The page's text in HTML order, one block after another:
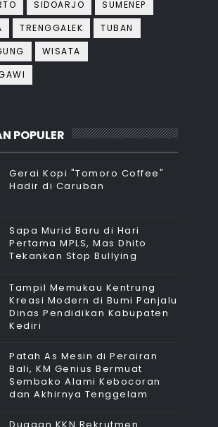
SIDOARJO
SUMENEP
TRENGGALEK
TUBAN
WISATA
POPULER
Gerai Kopi "Tomoro Coffee"
Hadir di Caruban
Sapa Murid Baru di Hari
Pertama MPLS, Mas Dhito
Tekankan Stop Bullying
Tampil Memukau Kentrung
Kreasi Modern di Bumi Panjalu
Dinas Pendidikan Kabupaten
Kediri
Patah As Mesin di Perairan
Bali, KM Genius Bermuat
Sembako Alami Kebocoran
dan Akhirnya Tenggelam